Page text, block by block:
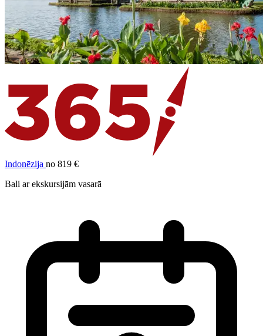
Indonēzija no 819 €
Bali ar ekskursijām vasarā